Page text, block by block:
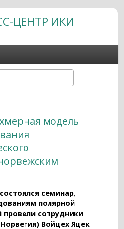
ЦЕНТР ИКИ
модель
семинар,
полярной
сотрудники
Войцех Яцек